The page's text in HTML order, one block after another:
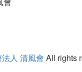
人 清風會 All rights